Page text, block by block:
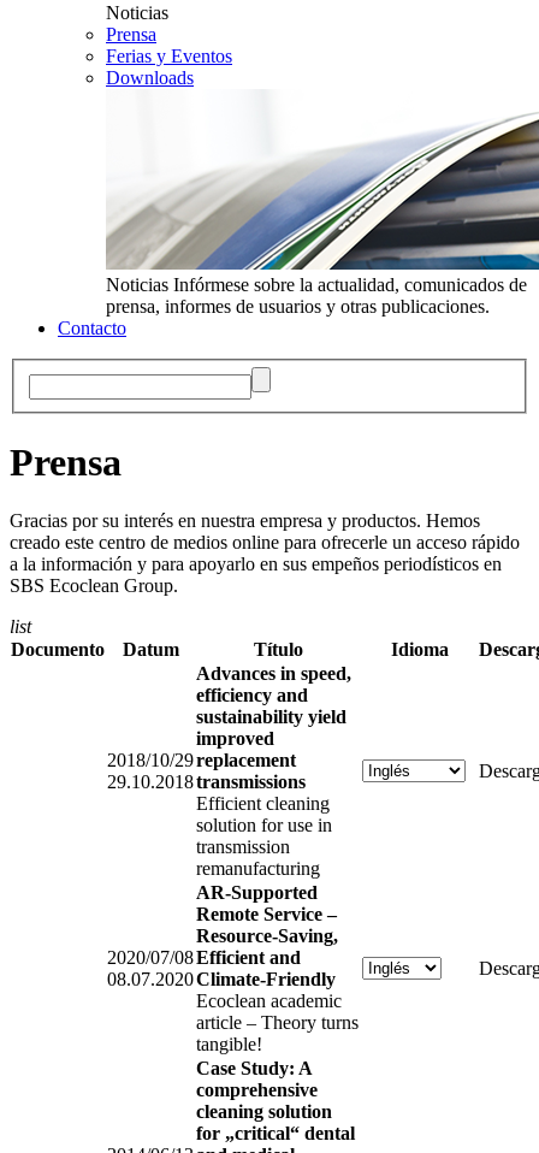
Noticias
Prensa
Ferias y Eventos
Downloads
Noticias Infórmese sobre la actualidad, comunicados de
prensa, informes de usuarios y otras publicaciones.
Contacto
Prensa
Gracias por su interés en nuestra empresa y productos. Hemos
creado este centro de medios online para ofrecerle un acceso rápido
a la información y para apoyarlo en sus empeños periodísticos en
SBS Ecoclean Group.
list
Documento
Datum Título Idioma
2018/10/29
29.10.2018
Advances in speed,
efficiency and
sustainability yield
improved
replacement
transmissions
Efficient cleaning
solution for use in
transmission
remanufacturing
2020/07/08
08.07.2020
AR-Supported
Remote Service –
Resource-Saving,
Efficient and
Climate-Friendly
Ecoclean academic
article – Theory turns
tangible!
Case Study: A
comprehensive
cleaning solution
for „critical“ dental